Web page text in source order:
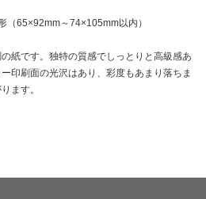
65×92mm～74×105mm以内）
紙です。独特の質感でしっとりと高級感あ
印刷面の光沢はあり、彩度もあまり落ちま
ます。